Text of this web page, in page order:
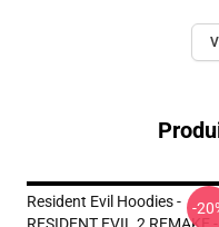
Resident Evil Hoodies -
-